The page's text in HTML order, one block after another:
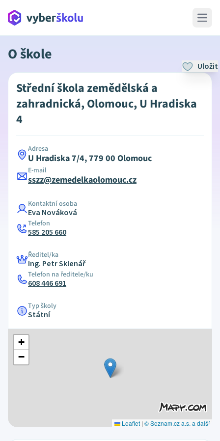
Open
O škole
Uložit
Střední škola zemědělská a
zahradnická, Olomouc, U Hradiska
4
Adresa
U Hradiska 7/4, 779 00 Olomouc
E-mail
sszz@zemedelkaolomouc.cz
Kontaktní osoba
Eva Nováková
Telefon
585 205 660
Ředitel/ka
Ing. Petr Sklenář
Telefon na ředitele/ku
608 446 691
Typ školy
Státní
+
−
Leaflet | © Seznam.cz a.s. a další